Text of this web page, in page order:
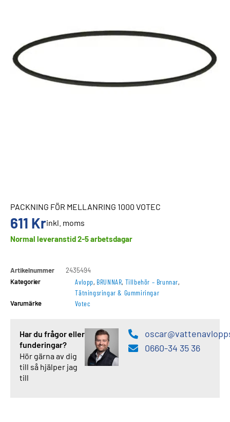
PACKNING FÖR MELLANRING 1000 VOTEC
611 Krinkl. moms
Normal leveranstid 2-5 arbetsdagar
Artikelnummer
2435494
Kategorier
Avlopp, BRUNNAR, Tillbehör – Brunnar,
Tätningsringar & Gummiringar
Varumärke Votec
Har du frågor eller
funderingar?
Hör gärna av dig
till så hjälper jag
till
0660-34 35 36